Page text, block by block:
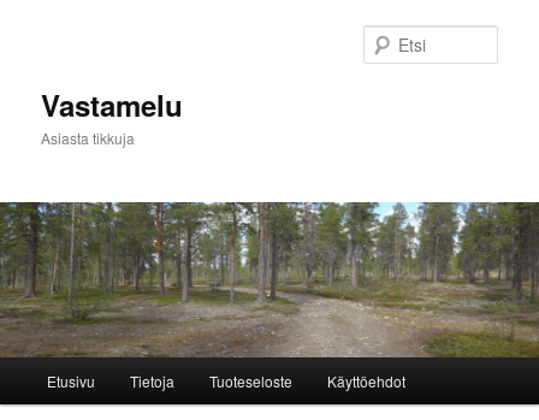
Vastamelu
Asiasta tikkuja
Etusivu Tietoja Tuoteseloste Käyttöehdot